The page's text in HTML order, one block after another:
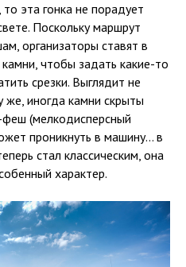
эта гонка не порадует
Поскольку маршрут
организаторы ставят в
чтобы задать какие-то
срезки. Выглядит не
же, иногда камни скрыты
(мелкодисперсный
проникнуть в машину... в
стал классическим, она
характер.